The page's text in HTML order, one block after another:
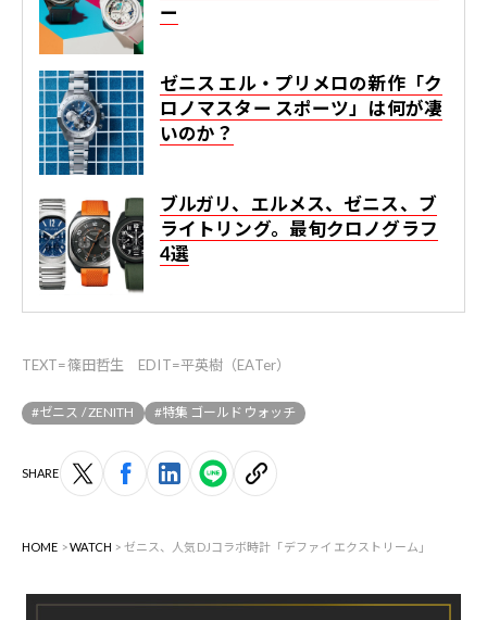
ー
ゼニス エル・プリメロの新作「ク
ロノマスター スポーツ」は何が凄
いのか？
ブルガリ、エルメス、ゼニス、ブ
ライトリング。最旬クロノグラフ
4選
TEXT=篠田哲生 EDIT=平英樹（EATer）
#ゼニス / ZENITH #特集 ゴールドウォッチ
SHARE
HOME WATCH ゼニス、人気DJコラボ時計「デファイ エクストリーム」